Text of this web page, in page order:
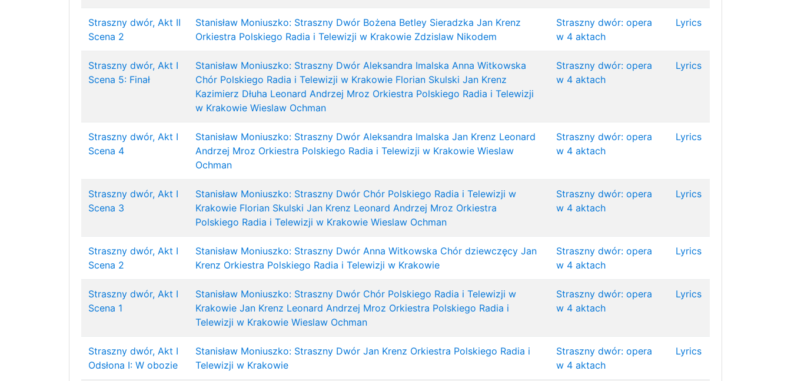
Straszny dwór, Akt II
Scena 2
Stanisław Moniuszko: Straszny Dwór Bożena Betley Sieradzka Jan Krenz
Orkiestra Polskiego Radia i Telewizji w Krakowie Zdzislaw Nikodem
Straszny dwór: opera
w 4 aktach
Lyrics
Straszny dwór, Akt I
Scena 5: Finał
Stanisław Moniuszko: Straszny Dwór Aleksandra Imalska Anna Witkowska
Chór Polskiego Radia i Telewizji w Krakowie Florian Skulski Jan Krenz
Kazimierz Dłuha Leonard Andrzej Mroz Orkiestra Polskiego Radia i Telewizji
w Krakowie Wieslaw Ochman
Straszny dwór: opera
w 4 aktach
Lyrics
Straszny dwór, Akt I
Scena 4
Stanisław Moniuszko: Straszny Dwór Aleksandra Imalska Jan Krenz Leonard
Andrzej Mroz Orkiestra Polskiego Radia i Telewizji w Krakowie Wieslaw
Ochman
Straszny dwór: opera
w 4 aktach
Lyrics
Straszny dwór, Akt I
Scena 3
Stanisław Moniuszko: Straszny Dwór Chór Polskiego Radia i Telewizji w
Krakowie Florian Skulski Jan Krenz Leonard Andrzej Mroz Orkiestra
Polskiego Radia i Telewizji w Krakowie Wieslaw Ochman
Straszny dwór: opera
w 4 aktach
Lyrics
Straszny dwór, Akt I
Scena 2
Stanisław Moniuszko: Straszny Dwór Anna Witkowska Chór dziewczęcy Jan
Krenz Orkiestra Polskiego Radia i Telewizji w Krakowie
Straszny dwór: opera
w 4 aktach
Lyrics
Straszny dwór, Akt I
Scena 1
Stanisław Moniuszko: Straszny Dwór Chór Polskiego Radia i Telewizji w
Krakowie Jan Krenz Leonard Andrzej Mroz Orkiestra Polskiego Radia i
Telewizji w Krakowie Wieslaw Ochman
Straszny dwór: opera
w 4 aktach
Lyrics
Straszny dwór, Akt I
Odsłona I: W obozie
Stanisław Moniuszko: Straszny Dwór Jan Krenz Orkiestra Polskiego Radia i
Telewizji w Krakowie
Straszny dwór: opera
w 4 aktach
Lyrics